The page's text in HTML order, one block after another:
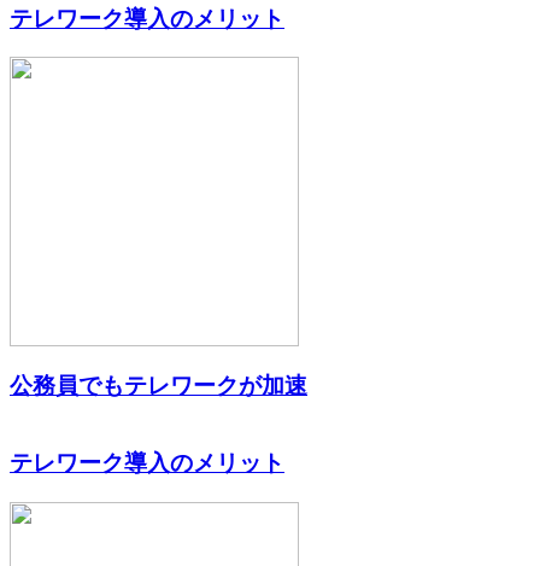
テレワーク導入のメリット
公務員でもテレワークが加速
テレワーク導入のメリット